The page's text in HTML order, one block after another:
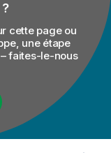
cette page ou
une étape
faites-le-nous